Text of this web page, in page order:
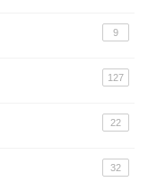
9
127
22
32